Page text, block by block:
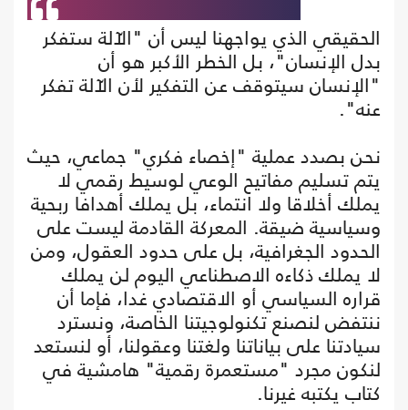
الحقيقي الذي يواجهنا ليس أن "الآلة ستفكر
بدل الإنسان"، بل الخطر الأكبر هو أن
"الإنسان سيتوقف عن التفكير لأن الآلة تفكر
عنه".
نحن بصدد عملية "إخصاء فكري" جماعي، حيث
يتم تسليم مفاتيح الوعي لوسيط رقمي لا
يملك أخلاقا ولا انتماء، بل يملك أهدافا ربحية
وسياسية ضيقة. المعركة القادمة ليست على
الحدود الجغرافية، بل على حدود العقول، ومن
لا يملك ذكاءه الاصطناعي اليوم لن يملك
قراره السياسي أو الاقتصادي غدا، فإما أن
ننتفض لنصنع تكنولوجيتنا الخاصة، ونسترد
سيادتنا على بياناتنا ولغتنا وعقولنا، أو لنستعد
لنكون مجرد "مستعمرة رقمية" هامشية في
كتاب يكتبه غيرنا.